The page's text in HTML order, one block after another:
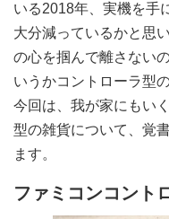
いる2018年、実機を手
大分減っているかと思
の心を掴んで離さない
いうかコントローラ型
今回は、我が家にもい
型の雑貨について、覚
ます。
ファミコンコント